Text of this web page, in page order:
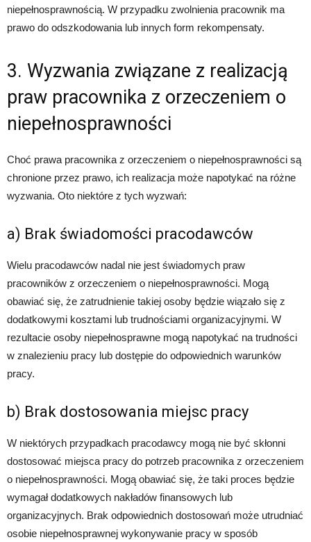
niepełnosprawnością. W przypadku zwolnienia pracownik ma
prawo do odszkodowania lub innych form rekompensaty.
3. Wyzwania związane z realizacją
praw pracownika z orzeczeniem o
niepełnosprawności
Choć prawa pracownika z orzeczeniem o niepełnosprawności są
chronione przez prawo, ich realizacja może napotykać na różne
wyzwania. Oto niektóre z tych wyzwań:
a) Brak świadomości pracodawców
Wielu pracodawców nadal nie jest świadomych praw
pracowników z orzeczeniem o niepełnosprawności. Mogą
obawiać się, że zatrudnienie takiej osoby będzie wiązało się z
dodatkowymi kosztami lub trudnościami organizacyjnymi. W
rezultacie osoby niepełnosprawne mogą napotykać na trudności
w znalezieniu pracy lub dostępie do odpowiednich warunków
pracy.
b) Brak dostosowania miejsc pracy
W niektórych przypadkach pracodawcy mogą nie być skłonni
dostosować miejsca pracy do potrzeb pracownika z orzeczeniem
o niepełnosprawności. Mogą obawiać się, że taki proces będzie
wymagał dodatkowych nakładów finansowych lub
organizacyjnych. Brak odpowiednich dostosowań może utrudniać
osobie niepełnosprawnej wykonywanie pracy w sposób